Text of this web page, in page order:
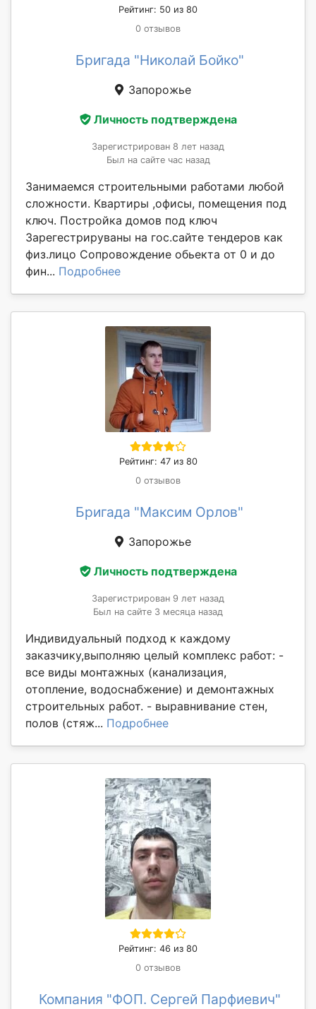
Рейтинг: 50 из 80
0 отзывов
Бригада "Николай Бойко"
Запорожье
Личность подтверждена
Зарегистрирован 8 лет назад
Был на сайте час назад
Занимаемся строительными работами любой
сложности. Квартиры ,офисы, помещения под
ключ. Постройка домов под ключ
Зарегестрируваны на гос.сайте тендеров как
физ.лицо Сопровождение обьекта от 0 и до
фин... Подробнее
Рейтинг: 47 из 80
0 отзывов
Бригада "Максим Орлов"
Запорожье
Личность подтверждена
Зарегистрирован 9 лет назад
Был на сайте 3 месяца назад
Индивидуальный подход к каждому
заказчику,выполняю целый комплекс работ: -
все виды монтажных (канализация,
отопление, водоснабжение) и демонтажных
строительных работ. - выравнивание стен,
полов (стяж... Подробнее
Рейтинг: 46 из 80
0 отзывов
Компания "ФОП. Сергей Парфиевич"